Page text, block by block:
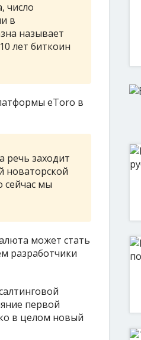
число
в
называет
лет биткоин
eToro в
речь заходит
новаторской
сейчас мы
может стать
разработчики
первой
в целом новый